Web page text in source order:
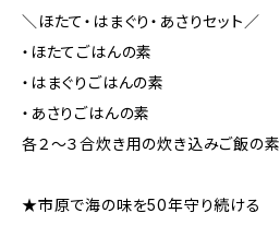
＼ほたて・はまぐり・あさりセット／
・ほたてごはんの素
・はまぐりごはんの素
・あさりごはんの素
各２～３合炊き用の炊き込みご飯の素
★市原で海の味を50年守り続ける